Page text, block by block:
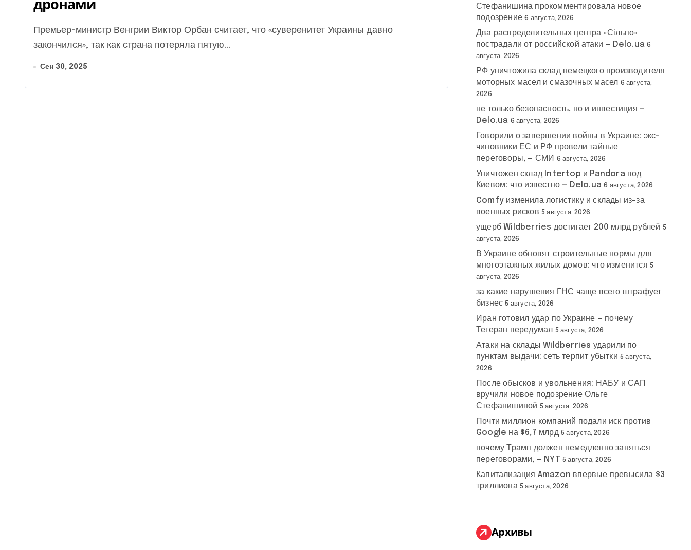
дронами
Премьер-министр Венгрии Виктор Орбан считает, что «суверенитет Украины давно
закончился», так как страна потеряла пятую...
Сен 30, 2025
Стефанишина прокомментировала новое
подозрение 6 августа, 2026
Два распределительных центра «Сільпо»
пострадали от российской атаки — Delo.ua 6
августа, 2026
РФ уничтожила склад немецкого производителя
моторных масел и смазочных масел 6 августа,
2026
не только безопасность, но и инвестиция —
Delo.ua 6 августа, 2026
Говорили о завершении войны в Украине: экс-
чиновники ЕС и РФ провели тайные
переговоры, — СМИ
6 августа, 2026
Уничтожен склад Intertop и Pandora под
Киевом: что известно — Delo.ua 6 августа, 2026
Comfy изменила логистику и склады из-за
военных рисков 5 августа, 2026
ущерб Wildberries достигает 200 млрд рублей 5
августа, 2026
В Украине обновят строительные нормы для
многоэтажных жилых домов: что изменится 5
августа, 2026
за какие нарушения ГНС чаще всего штрафует
бизнес 5 августа, 2026
Иран готовил удар по Украине — почему
Тегеран передумал 5 августа, 2026
Атаки на склады Wildberries ударили по
пунктам выдачи: сеть терпит убытки 5 августа,
2026
После обысков и увольнения: НАБУ и САП
вручили новое подозрение Ольге
Стефанишиной 5 августа, 2026
Почти миллион компаний подали иск против
Google на $6,7 млрд 5 августа, 2026
почему Трамп должен немедленно заняться
переговорами, — NYT 5 августа, 2026
Капитализация Amazon впервые превысила $3
триллиона 5 августа, 2026
Архивы